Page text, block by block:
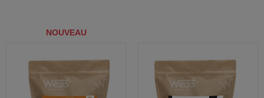
NOUVEAU